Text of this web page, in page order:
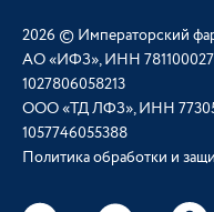
2026 © Императорский
АО «ИФЗ», ИНН
1027806058213
ООО «ТД ЛФЗ», ИНН
1057746055388
Политика обработки и